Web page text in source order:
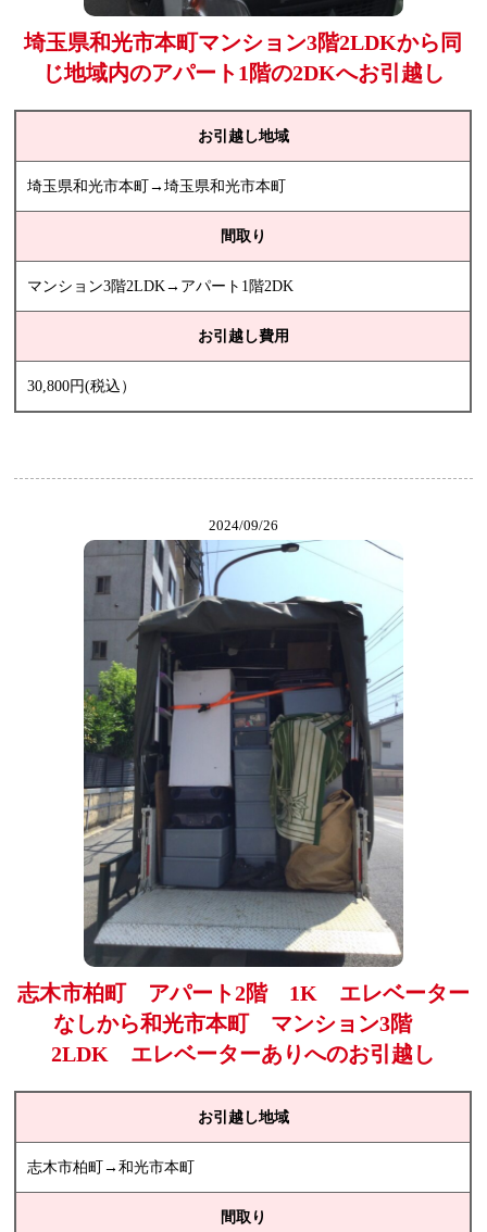
埼玉県和光市本町マンション3階2LDKから同
じ地域内のアパート1階の2DKへお引越し
お引越し地域
埼玉県和光市本町→埼玉県和光市本町
間取り
マンション3階2LDK→アパート1階2DK
お引越し費用
30,800円(税込）
2024/09/26
志木市柏町 アパート2階 1K エレベーター
なしから和光市本町 マンション3階
2LDK エレベーターありへのお引越し
お引越し地域
志木市柏町→和光市本町
間取り